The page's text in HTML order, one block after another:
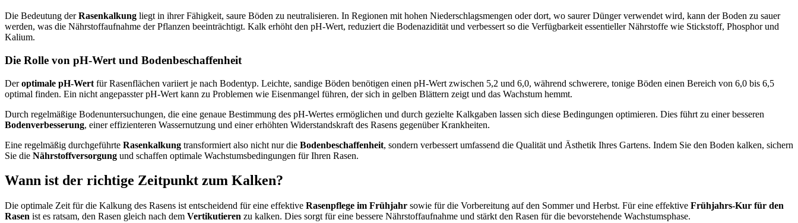
Die Bedeutung derRasenkalkung liegt in ihrer Fähigkeit, saure Böden zu neutralisieren. In Regionen mit hohen Niederschlagsmengen oder dort, wo saurer Dünger verwendet wird, kann der Boden zu sauer
werden, was die Nährstoffaufnahme der Pflanzen beeinträchtigt. Kalk erhöht den pH-Wert, reduziert die Bodenazidität und verbessert so die Verfügbarkeit essentieller Nährstoffe wie Stickstoff, Phosphor und
Kalium.
Die Rolle von pH-Wert und Bodenbeschaffenheit
Deroptimale pH-Wert für Rasenflächen variiert je nach Bodentyp. Leichte, sandige Böden benötigen einen pH-Wert zwischen 5,2 und 6,0, während schwerere, tonige Böden einen Bereich von 6,0 bis 6,5
optimal finden. Ein nicht angepasster pH-Wert kann zu Problemen wie Eisenmangel führen, der sich in gelben Blättern zeigt und das Wachstum hemmt.
Durch regelmäßige Bodenuntersuchungen, die eine genaue Bestimmung des pH-Wertes ermöglichen und durch gezielte Kalkgaben lassen sich diese Bedingungen optimieren. Dies führt zu einer besseren
Bodenverbesserung, einer effizienteren Wassernutzung und einer erhöhten Widerstandskraft des Rasens gegenüber Krankheiten.
Eine regelmäßig durchgeführte Rasenkalkung transformiert also nicht nur die Bodenbeschaffenheit, sondern verbessert umfassend die Qualität und Ästhetik Ihres Gartens. Indem Sie den Boden kalken, sichern
Sie die Nährstoffversorgung und schaffen optimale Wachstumsbedingungen für Ihren Rasen.
Wann ist der richtige Zeitpunkt zum Kalken?
Die optimale Zeit für die Kalkung des Rasens ist entscheidend für eine effektive Rasenpflege im Frühjahr sowie für die Vorbereitung auf den Sommer und Herbst. Für eine effektive Frühjahrs-Kur für den
Rasen ist es ratsam, den Rasen gleich nach dem Vertikutieren zu kalken. Dies sorgt für eine bessere Nährstoffaufnahme und stärkt den Rasen für die bevorstehende Wachstumsphase.